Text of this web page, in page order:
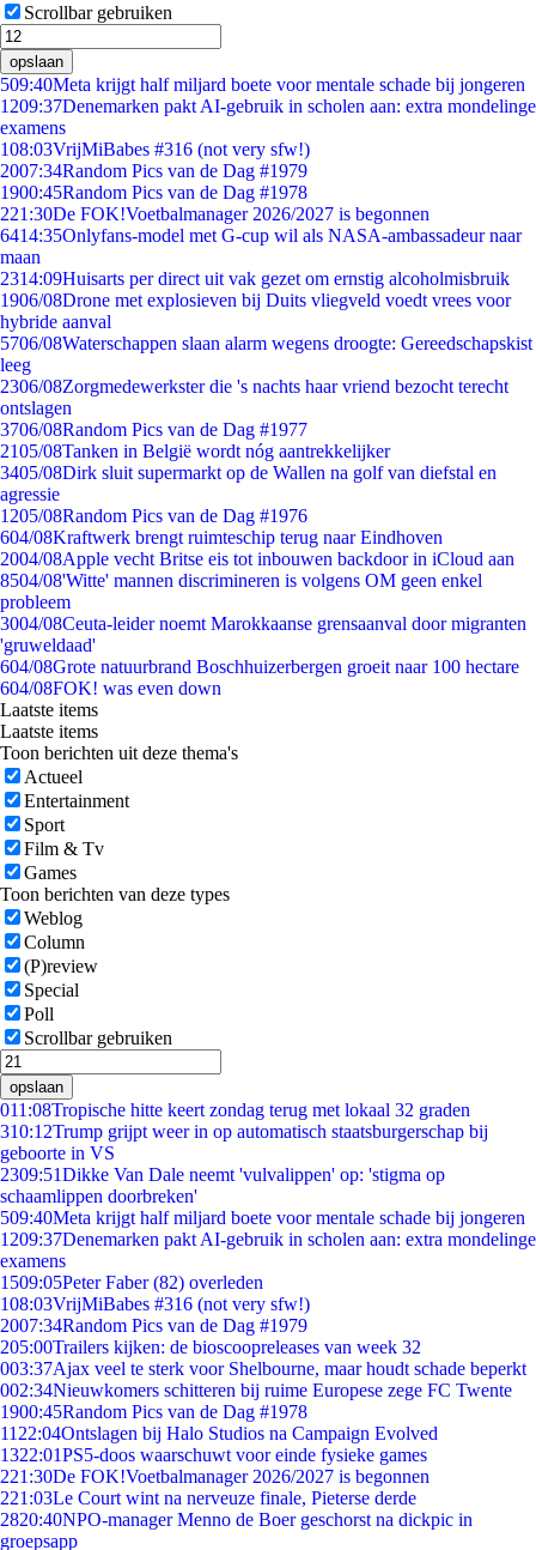
Scrollbar gebruiken
opslaan
509:40Meta krijgt half miljard boete voor mentale schade bij jongeren
1209:37Denemarken pakt AI-gebruik in scholen aan: extra mondelinge
examens
108:03VrijMiBabes #316 (not very sfw!)
2007:34Random Pics van de Dag #1979
1900:45Random Pics van de Dag #1978
221:30De FOK!Voetbalmanager 2026/2027 is begonnen
6414:35Onlyfans-model met G-cup wil als NASA-ambassadeur naar
maan
2314:09Huisarts per direct uit vak gezet om ernstig alcoholmisbruik
1906/08Drone met explosieven bij Duits vliegveld voedt vrees voor
hybride aanval
5706/08Waterschappen slaan alarm wegens droogte: Gereedschapskist
leeg
2306/08Zorgmedewerkster die 's nachts haar vriend bezocht terecht
ontslagen
3706/08Random Pics van de Dag #1977
2105/08Tanken in België wordt nóg aantrekkelijker
3405/08Dirk sluit supermarkt op de Wallen na golf van diefstal en
agressie
1205/08Random Pics van de Dag #1976
604/08Kraftwerk brengt ruimteschip terug naar Eindhoven
2004/08Apple vecht Britse eis tot inbouwen backdoor in iCloud aan
8504/08'Witte' mannen discrimineren is volgens OM geen enkel
probleem
3004/08Ceuta-leider noemt Marokkaanse grensaanval door migranten
'gruweldaad'
604/08Grote natuurbrand Boschhuizerbergen groeit naar 100 hectare
604/08FOK! was even down
Laatste items
Laatste items
Toon berichten uit deze thema's
Actueel
Entertainment
Sport
Film & Tv
Games
Toon berichten van deze types
Weblog
Column
(P)review
Special
Poll
Scrollbar gebruiken
opslaan
011:08Tropische hitte keert zondag terug met lokaal 32 graden
310:12Trump grijpt weer in op automatisch staatsburgerschap bij
geboorte in VS
2309:51Dikke Van Dale neemt 'vulvalippen' op: 'stigma op
schaamlippen doorbreken'
509:40Meta krijgt half miljard boete voor mentale schade bij jongeren
1209:37Denemarken pakt AI-gebruik in scholen aan: extra mondelinge
examens
1509:05Peter Faber (82) overleden
108:03VrijMiBabes #316 (not very sfw!)
2007:34Random Pics van de Dag #1979
205:00Trailers kijken: de bioscoopreleases van week 32
003:37Ajax veel te sterk voor Shelbourne, maar houdt schade beperkt
002:34Nieuwkomers schitteren bij ruime Europese zege FC Twente
1900:45Random Pics van de Dag #1978
11 22:04Ontslagen bij Halo Studios na Campaign Evolved
1322:01PS5-doos waarschuwt voor einde fysieke games
221:30De FOK!Voetbalmanager 2026/2027 is begonnen
221:03Le Court wint na nerveuze finale, Pieterse derde
2820:40NPO-manager Menno de Boer geschorst na dickpic in
groepsapp